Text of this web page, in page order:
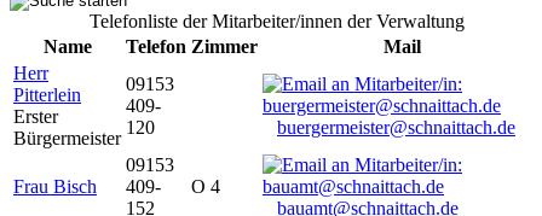
Telefonliste der Mitarbeiter/innen der Verwaltung
Name
Telefon Zimmer
Mail
Herr
Pitterlein
Erster
Bürgermeister
09153
409-
120
buergermeister@schnaittach.de
Frau Bisch
09153
409-
152
O 4
bauamt@schnaittach.de